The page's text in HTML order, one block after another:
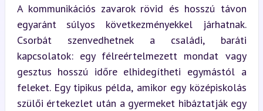
A kommunikációs zavarok rövid és hosszú távon
egyaránt súlyos következményekkel járhatnak.
Csorbát szenvedhetnek a családi, baráti
kapcsolatok: egy félreértelmezett mondat vagy
gesztus hosszú időre elhidegítheti egymástól a
feleket. Egy tipikus példa, amikor egy középiskolás
szülői értekezlet után a gyermeket hibáztatják egy